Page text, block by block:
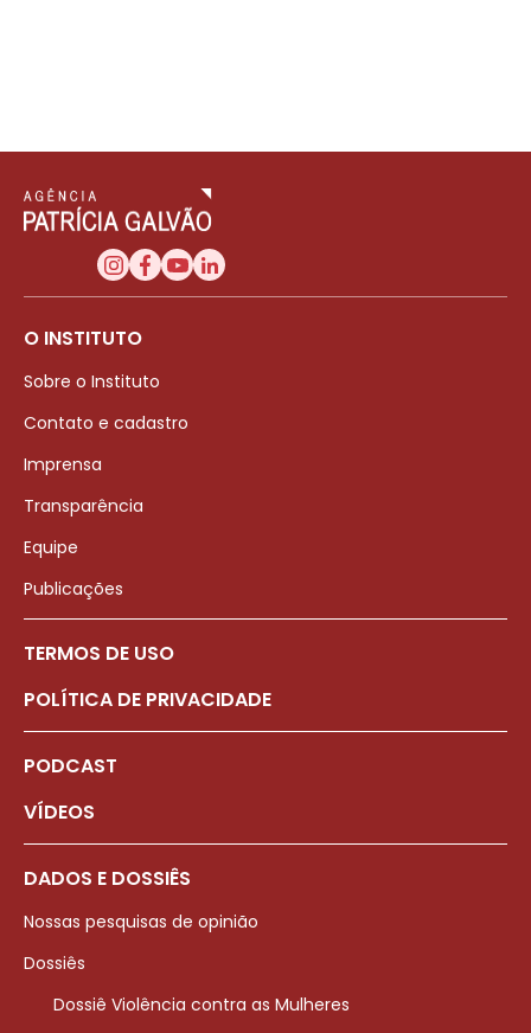
O INSTITUTO
Sobre o Instituto
Contato e cadastro
Imprensa
Transparência
Equipe
Publicações
TERMOS DE USO
POLÍTICA DE PRIVACIDADE
PODCAST
VÍDEOS
DADOS E DOSSIÊS
Nossas pesquisas de opinião
Dossiês
Dossiê Violência contra as Mulheres